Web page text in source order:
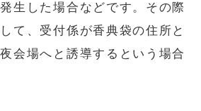
生した場合などです。その際
て、受付係が香典袋の住所と
会場へと誘導するという場合